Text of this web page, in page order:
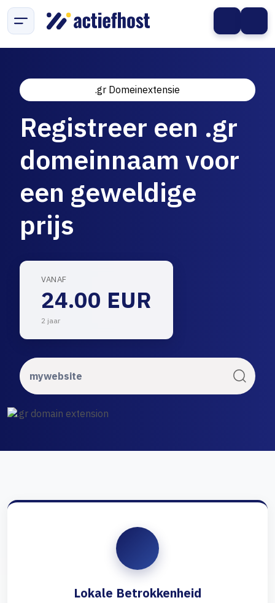
.gr Domeinextensie
Registreer een .gr
domeinnaam voor
een geweldige
prijs
VANAF
24.00 EUR
2 jaar
Lokale Betrokkenheid